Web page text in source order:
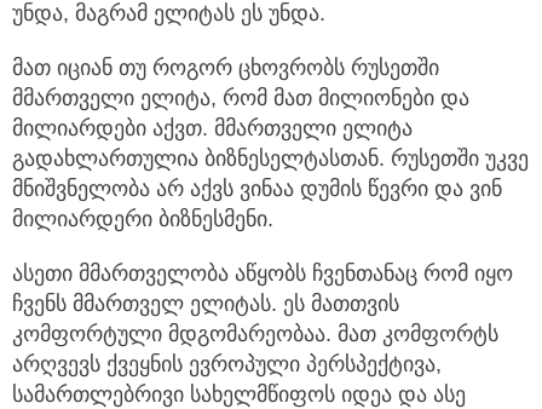
უნდა, მაგრამ ელიტას ეს უნდა.
მათ იციან თუ როგორ ცხოვრობს რუსეთში
მმართველი ელიტა, რომ მათ მილიონები და
მილიარდები აქვთ. მმართველი ელიტა
გადახლართულია ბიზნესელტასთან. რუსეთში უკვე
მნიშვნელობა არ აქვს ვინაა დუმის წევრი და ვინ
მილიარდერი ბიზნესმენი.
ასეთი მმართველობა აწყობს ჩვენთანაც რომ იყო
ჩვენს მმართველ ელიტას. ეს მათთვის
კომფორტული მდგომარეობაა. მათ კომფორტს
არღვევს ქვეყნის ევროპული პერსპექტივა,
სამართლებრივი სახელმწიფოს იდეა და ასე